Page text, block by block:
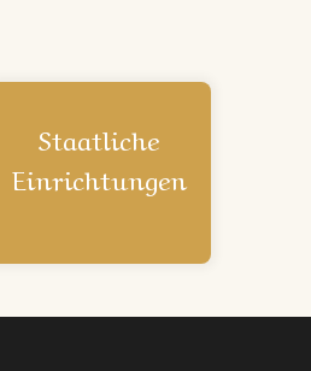
Staatliche
Einrichtungen